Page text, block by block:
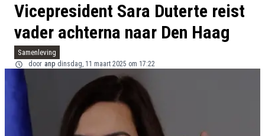
Vicepresident Sara Duterte reist
vader achterna naar Den Haag
Samenleving
door anp dinsdag, 11 maart 2025 om 17:22